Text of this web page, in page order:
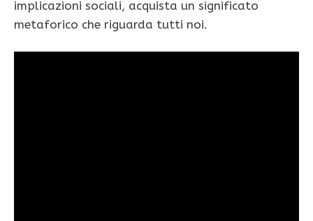
implicazioni sociali, acquista un significato
metaforico che riguarda tutti noi.